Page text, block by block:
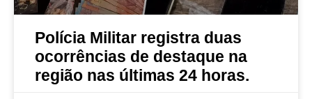
Polícia Militar registra duas
ocorrências de destaque na
região nas últimas 24 horas.